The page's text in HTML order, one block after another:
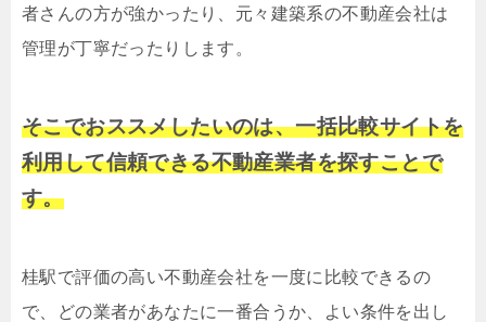
者さんの方が強かったり、元々建築系の不動産会社は
管理が丁寧だったりします。
そこでおススメしたいのは、一括比較サイトを
利用して信頼できる不動産業者を探すことで
す。
桂駅で評価の高い不動産会社を一度に比較できるの
で、どの業者があなたに一番合うか、よい条件を出し